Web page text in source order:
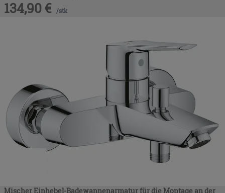
134,90 € /stk
Mischer Einhebel-Badewannenarmatur für die Montage an der